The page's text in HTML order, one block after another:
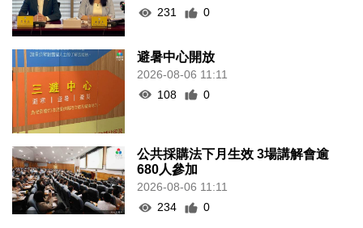
231
0
避暑中心開放
2026-08-06 11:11
108
0
公共採購法下月生效 3場講解會逾
680人參加
2026-08-06 11:11
234
0